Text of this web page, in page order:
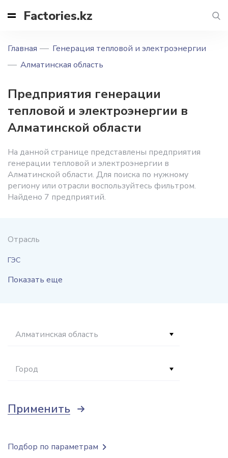
Factories.kz
Главная
Генерация тепловой и электроэнергии
Алматинская область
Предприятия генерации
тепловой и электроэнергии в
Алматинской области
На данной странице представлены предприятия
генерации тепловой и электроэнергии в
Алматинской области. Для поиска по нужному
региону или отрасли воспользуйтесь фильтром.
Найдено 7 предприятий.
Отрасль
ГЭС
Показать еще
Алматинская область
Город
Применить
Подбор по параметрам